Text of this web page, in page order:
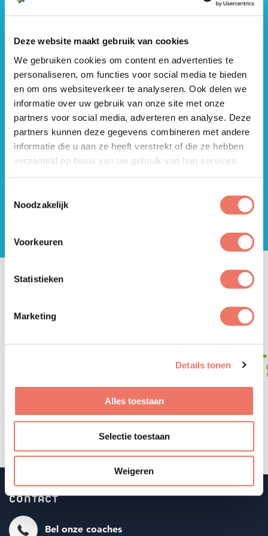
Deze website maakt gebruik van cookies
We gebruiken cookies om content en advertenties te
personaliseren, om functies voor social media te bieden
en om ons websiteverkeer te analyseren. Ook delen we
informatie over uw gebruik van onze site met onze
partners voor social media, adverteren en analyse. Deze
partners kunnen deze gegevens combineren met andere
informatie die u aan ze heeft verstrekt of die ze hebben
verzameld op basis van uw gebruik van hun services.
Noodzakelijk
Voorkeuren
Statistieken
Marketing
Details tonen
Alles toestaan
Selectie toestaan
Weigeren
Zoeken Organisatie login
zoveel mogelijk moet worden beperkt, en dat voor
ontwikkeling van natuurwaarden op het terrein zelf.
Daarom is gekozen om bij de ontwikkeling van
Lorentz III de bestaande houtwal langs het Perickpad
in te passen in het nieuwe ontwerp. Het is ons nog
niet gelukt om te achterhalen wat de
cultuurhistorische waarde is van deze houtwal. Kun jij
ons daarmee verder helpen? Laat het weten via
info@deparkmanagers.nl
Lorentz III: waar werken en natuur
#natuurinclusief #samensterk
GA! HARDERWIJK IS EEN INITIATIEF
CONTACT
Bel onze coaches